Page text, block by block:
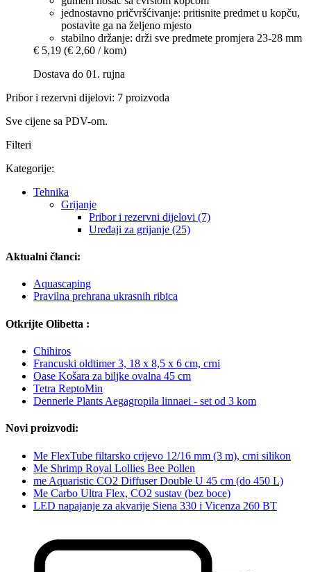
jednostavno pričvršćivanje: pritisnite predmet u kopču,
postavite ga na željeno mjesto
stabilno držanje: drži sve predmete promjera 23-28 mm
€ 5,19 (€ 2,60 / kom)
Dostava do 01. rujna
Pribor i rezervni dijelovi: 7 proizvoda
Sve cijene sa PDV-om.
Filteri
Kategorije:
Tehnika
Grijanje
Pribor i rezervni dijelovi (7)
Uređaji za grijanje (25)
Aktualni članci:
Aquascaping
Pravilna prehrana ukrasnih ribica
Otkrijte Olibetta :
Chihiros
Francuski oldtimer 3, 18 x 8,5 x 6 cm, crni
Oase Košara za biljke ovalna 45 cm
Tetra ReptoMin
Dennerle Plants Aegagropila linnaei - set od 3 kom
Novi proizvodi:
Me FlexTube filtarsko crijevo 12/16 mm (3 m), crni silikon
Me Shrimp Royal Lollies Bee Pollen
me Aquaristic CO2 Diffuser Double U 45 cm (do 450 L)
Me Carbo Ultra Flex, CO2 sustav (bez boce)
LED napajanje za akvarije Siena 330 i Vicenza 260 BT